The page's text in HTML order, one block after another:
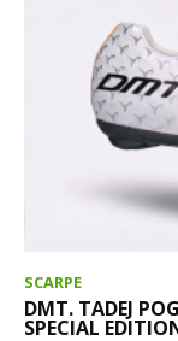
SCARPE
DMT. TADEJ
SPECIAL